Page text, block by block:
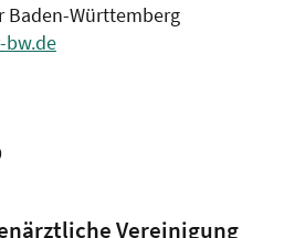
Baden-Württemberg
bw.de
Vereinigung